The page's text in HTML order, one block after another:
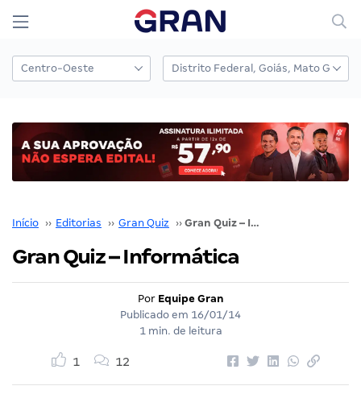
Início ›› Editorias ›› Gran Quiz ›› Gran Quiz – Informática
Gran Quiz – Informática
Por Equipe Gran
Publicado em 16/01/14
1 min. de leitura
1 12